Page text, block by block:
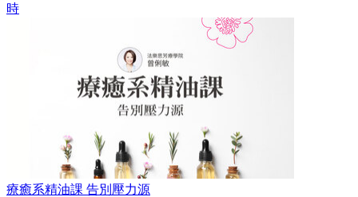
時
療癒系精油課 告別壓力源